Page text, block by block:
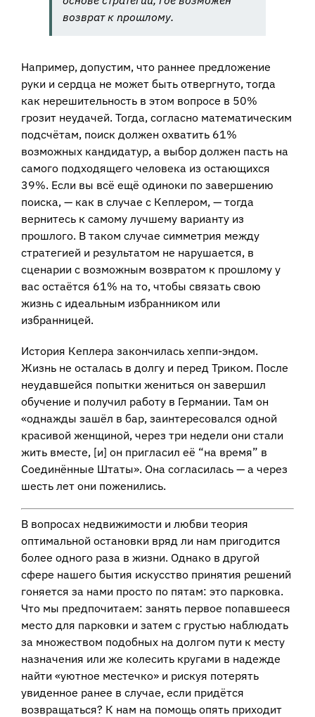
возврат к прошлому.
Например, допустим, что раннее предложение
руки и сердца не может быть отвергнуто, тогда
как нерешительность в этом вопросе в 50%
грозит неудачей. Тогда, согласно математическим
подсчётам, поиск должен охватить 61%
возможных кандидатур, а выбор должен пасть на
самого подходящего человека из остающихся
39%. Если вы всё ещё одиноки по завершению
поиска, — как в случае с Кеплером, — тогда
вернитесь к самому лучшему варианту из
прошлого. В таком случае симметрия между
стратегией и результатом не нарушается, в
сценарии с возможным возвратом к прошлому у
вас остаётся 61% на то, чтобы связать свою
жизнь с идеальным избранником или
избранницей.
История Кеплера закончилась хеппи-эндом.
Жизнь не осталась в долгу и перед Триком. После
неудавшейся попытки жениться он завершил
обучение и получил работу в Германии. Там он
«однажды зашёл в бар, заинтересовался одной
красивой женщиной, через три недели они стали
жить вместе, [и] он пригласил её “на время” в
Соединённые Штаты». Она согласилась — а через
шесть лет они поженились.
В вопросах недвижимости и любви теория
оптимальной остановки вряд ли нам пригодится
более одного раза в жизни. Однако в другой
сфере нашего бытия искусство принятия решений
гоняется за нами просто по пятам: это парковка.
Что мы предпочитаем: занять первое попавшееся
место для парковки и затем с грустью наблюдать
за множеством подобных на долгом пути к месту
назначения или же колесить кругами в надежде
найти «уютное местечко» и рискуя потерять
увиденное ранее в случае, если придётся
возвращаться? К нам на помощь опять приходит